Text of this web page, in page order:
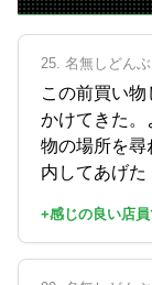
25. 名無しどん
この前買い
かけてきた。
物の場所を尋
内してあげた
+感じの良い店員